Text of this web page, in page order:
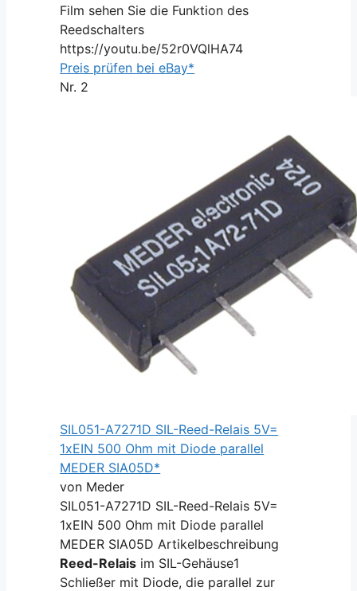
Film sehen Sie die Funktion des
Reedschalters
https://youtu.be/52r0VQlHA74
Preis prüfen bei eBay*
Nr. 2
SIL051-A7271D SIL-Reed-Relais 5V=
1xEIN 500 Ohm mit Diode parallel
MEDER SIA05D*
von Meder
SIL051-A7271D SIL-Reed-Relais 5V=
1xEIN 500 Ohm mit Diode parallel
MEDER SIA05D Artikelbeschreibung
Reed-Relais im SIL-Gehäuse1
Schließer mit Diode, die parallel zur